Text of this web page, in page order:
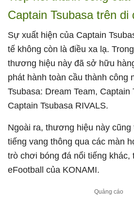
Captain Tsubasa trên di
Sự xuất hiện của Captain
tế không còn là điều xa lạ.
thương hiệu này đã sở hữu
phát hành toàn cầu thành công
Tsubasa: Dream Team, Captain
Captain Tsubasa RIVALS.
Ngoài ra, thương hiệu này
tiếng vang thông qua các màn
trò chơi bóng đá nổi tiếng khác,
eFootball của KONAMI.